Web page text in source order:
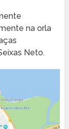
na orla
Neto.